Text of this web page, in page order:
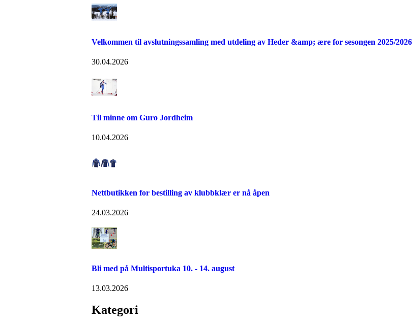
Velkommen til avslutningssamling med utdeling av Heder &amp; ære for sesongen 2025/2026
30.04.2026
Til minne om Guro Jordheim
10.04.2026
Nettbutikken for bestilling av klubbklær er nå åpen
24.03.2026
Bli med på Multisportuka 10. - 14. august
13.03.2026
Kategori